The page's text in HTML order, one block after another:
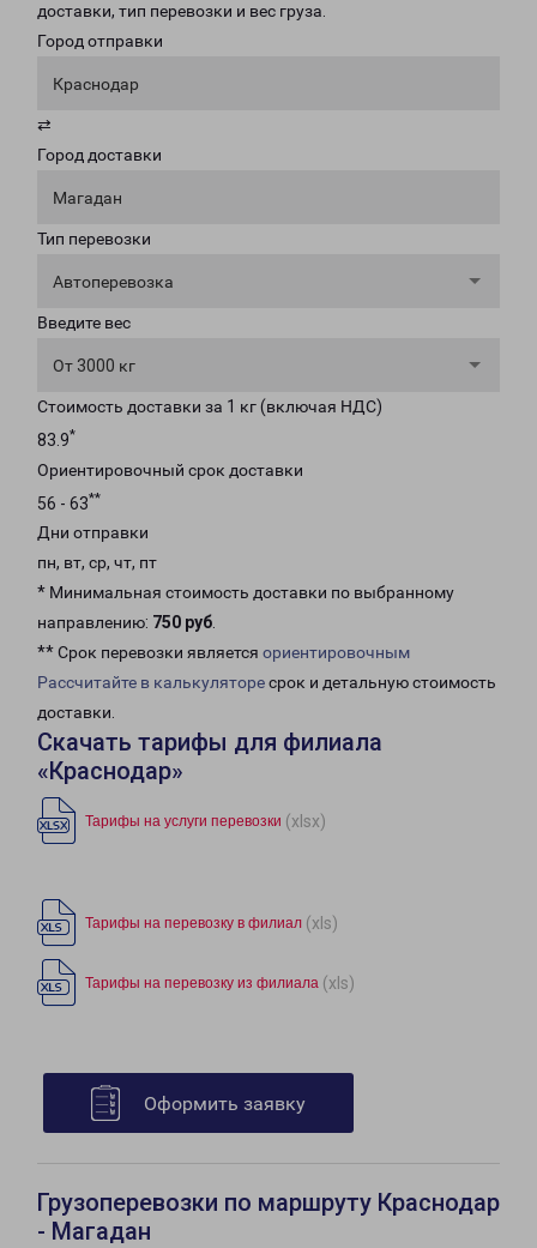
доставки, тип перевозки и вес груза.
Город отправки
Краснодар
⇄
Город доставки
Магадан
Тип перевозки
Автоперевозка
Введите вес
От 3000 кг
Стоимость доставки за 1 кг (включая НДС)
83.9*
Ориентировочный срок доставки
56 - 63**
Дни отправки
пн, вт, ср, чт, пт
* Минимальная стоимость доставки по выбранному
направлению: 750 руб.
** Срок перевозки является ориентировочным
Рассчитайте в калькуляторесрок и детальную стоимость
доставки.
Скачать тарифы для филиала
«Краснодар»
Тарифы на услуги перевозки (xlsx)
Тарифы на перевозку в филиал (xls)
Тарифы на перевозку из филиала (xls)
Оформить заявку
Грузоперевозки по маршруту Краснодар
- Магадан